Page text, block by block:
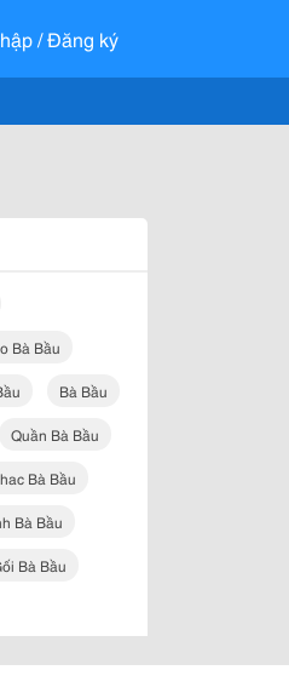
/ Đăng ký
Bà Bầu
Bà Bầu
Quần Bà Bầu
Bà Bầu
Bà Bầu
Bà Bầu